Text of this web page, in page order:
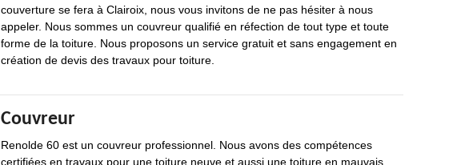
couverture se fera à Clairoix, nous vous invitons de ne pas hésiter à nous
appeler. Nous sommes un couvreur qualifié en réfection de tout type et toute
forme de la toiture. Nous proposons un service gratuit et sans engagement en
création de devis des travaux pour toiture.
Couvreur
Renolde 60 est un couvreur professionnel. Nous avons des compétences
certifiées en travaux pour une toiture neuve et aussi une toiture en mauvais